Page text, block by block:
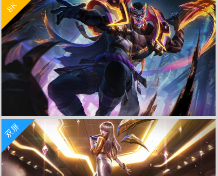
英雄联盟艾希8K游戏壁纸7680x4320
8K
LOL英雄联盟 派克 8K游戏壁纸 7680x4320
双屏
立 即 下 载
收 藏
立 即 下 载
收 藏